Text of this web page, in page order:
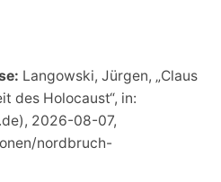
Langowski, Jürgen, „Claus
des Holocaust“, in:
2026-08-07,
nordbruch-